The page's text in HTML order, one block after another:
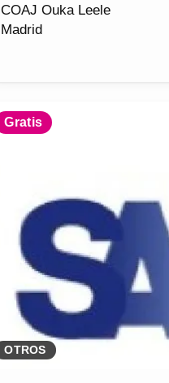
COAJ Ouka Leele
Madrid
Gratis
OTROS